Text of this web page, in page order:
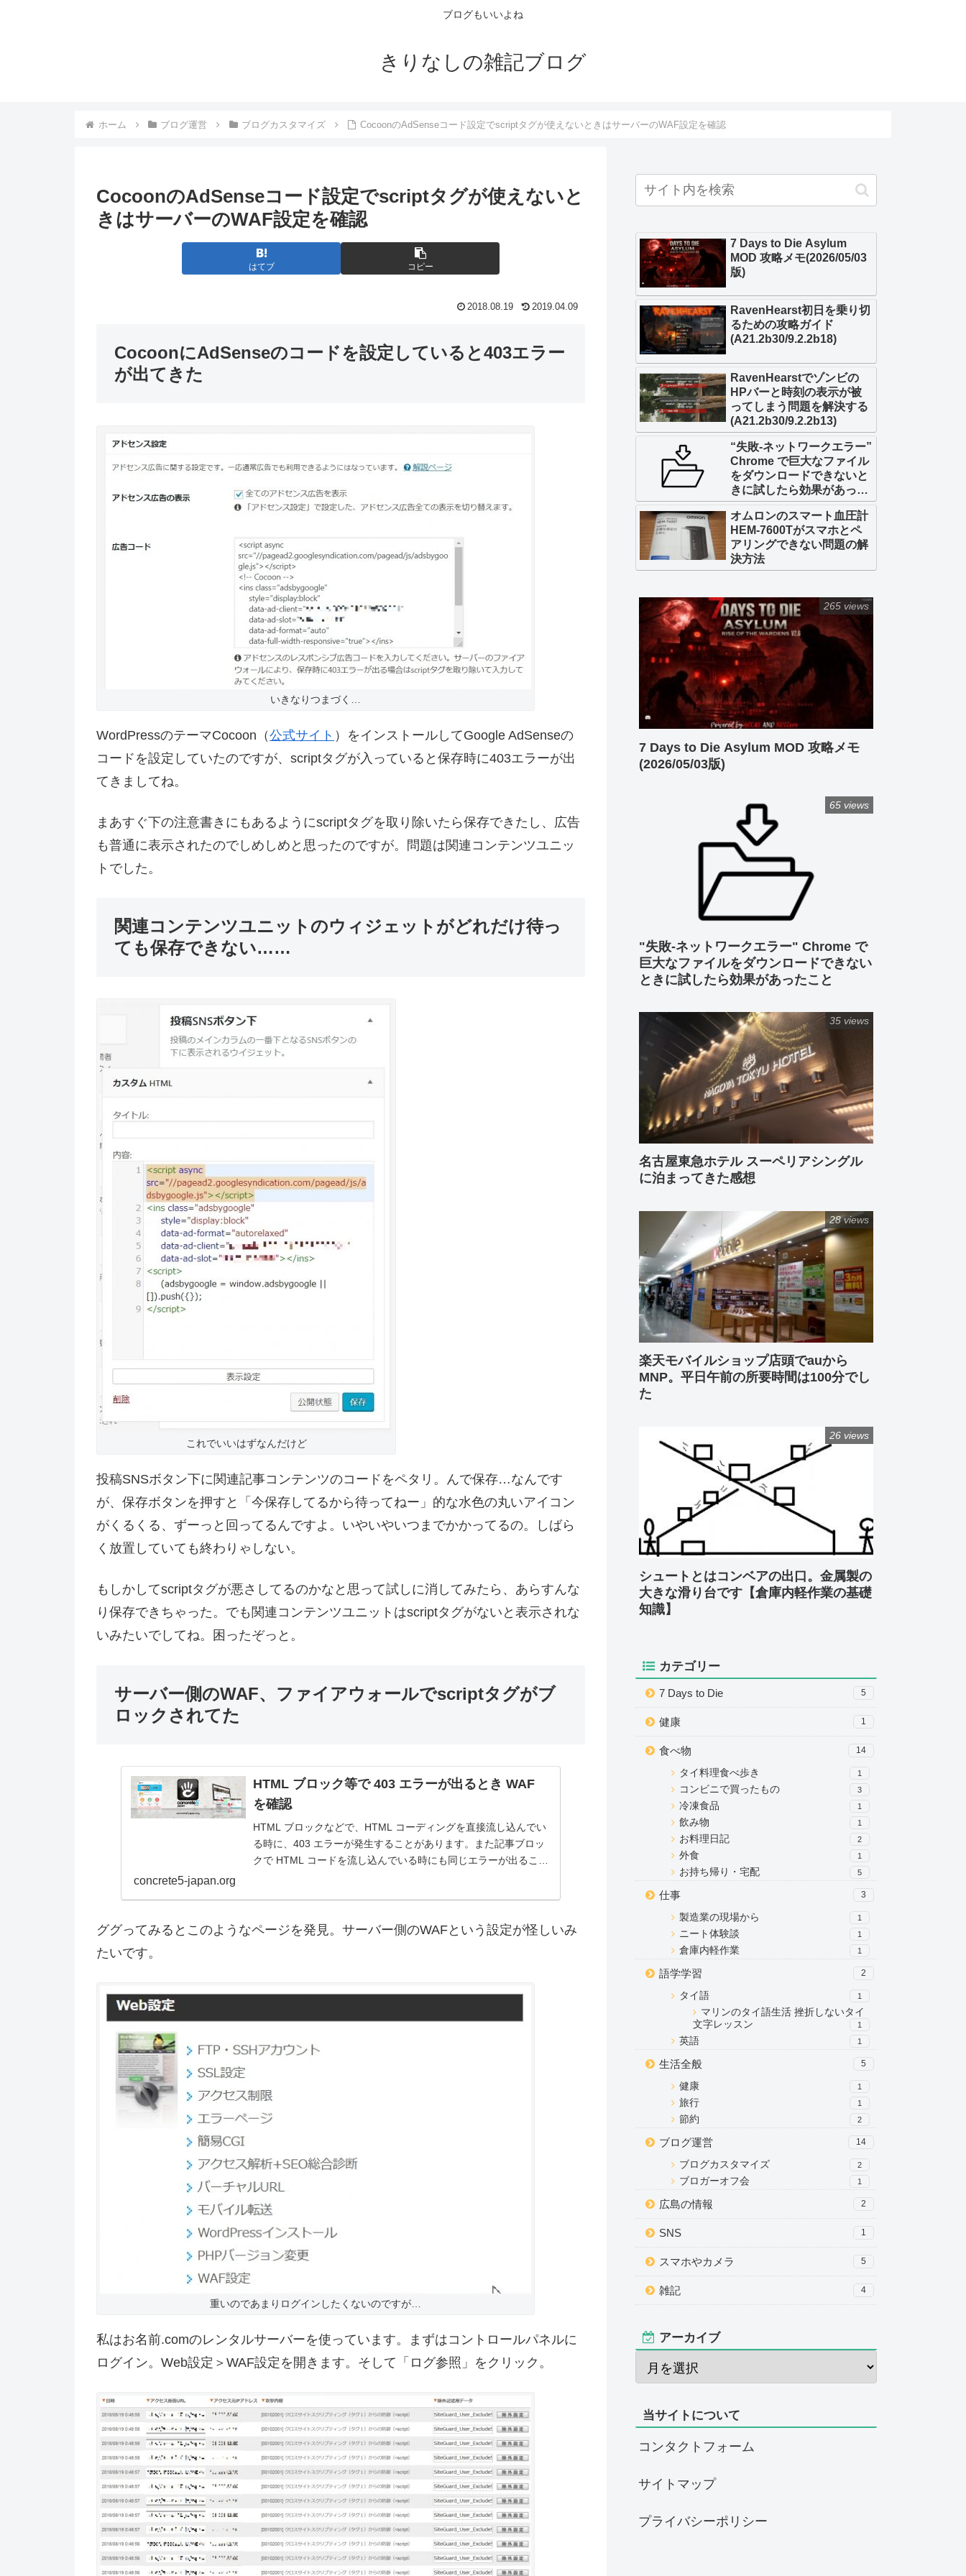
ブログもいいよね
きりなしの雑記ブログ
ホーム ブログ運営 ブログカスタマイズ CocoonのAdSenseコード設定でscriptタグが使えないときはサーバーのWAF設定を確認
CocoonのAdSenseコード設定でscriptタグが使えないと
きはサーバーのWAF設定を確認
はてブ コピー
2018.08.19 2019.04.09
CocoonにAdSenseのコードを設定していると403エラー
が出てきた
いきなりつまづく…
WordPressのテーマCocoon（公式サイト ）をインストールしてGoogle AdSenseの
コードを設定していたのですが、scriptタグが入っていると保存時に403エラーが出
てきましてね。
まあすぐ下の注意書きにもあるようにscriptタグを取り除いたら保存できたし、広告
も普通に表示されたのでしめしめと思ったのですが。問題は関連コンテンツユニッ
トでした。
関連コンテンツユニットのウィジェットがどれだけ待っ
ても保存できない……
これでいいはずなんだけど
投稿SNSボタン下に関連記事コンテンツのコードをペタリ。んで保存…なんです
が、保存ボタンを押すと「今保存してるから待ってねー」的な水色の丸いアイコン
がくるくる、ずーっと回ってるんですよ。いやいやいつまでかかってるの。しばら
く放置していても終わりゃしない。
もしかしてscriptタグが悪さしてるのかなと思って試しに消してみたら、あらすんな
り保存できちゃった。でも関連コンテンツユニットはscriptタグがないと表示されな
いみたいでしてね。困ったぞっと。
サーバー側のWAF、ファイアウォールでscriptタグがブ
ロックされてた
HTML ブロック等で 403 エラーが出るとき WAF
を確認
HTML ブロックなどで、HTML コーディングを直接流し込んでい
る時に、403 エラーが発生することがあります。また記事ブロッ
クで HTML コードを流し込んでいる時にも同じエラーが出ること
concrete5-japan.org
ググってみるとこのようなページを発見。サーバー側のWAFという設定が怪しいみ
たいです。
重いのであまりログインしたくないのですが…
私はお名前.comのレンタルサーバーを使っています。まずはコントロールパネルに
ログイン。Web設定＞WAF設定を開きます。そして「ログ参照」をクリック。
7 Days to Die Asylum
MOD 攻略メモ(2026/05/03
版)
RavenHearst初日を乗り切
るための攻略ガイド
(A21.2b30/9.2.2b18)
RavenHearstでゾンビの
HPバーと時刻の表示が被
ってしまう問題を解決する
(A21.2b30/9.2.2b13)
“失敗-ネットワークエラー”
Chrome で巨大なファイル
をダウンロードできないと
きに試したら効果があった
こと
オムロンのスマート血圧計
HEM-7600Tがスマホとペ
アリングできない問題の解
決方法
7 Days to Die Asylum MOD 攻略メモ
(2026/05/03版)
265 views
"失敗-ネットワークエラー" Chrome で
巨大なファイルをダウンロードできない
ときに試したら効果があったこと
65 views
名古屋東急ホテル スーペリアシングル
に泊まってきた感想
35 views
楽天モバイルショップ店頭でauから
MNP。平日午前の所要時間は100分でし
た
28 views
シュートとはコンベアの出口。金属製の
大きな滑り台です【倉庫内軽作業の基礎
知識】
26 views
カテゴリー
7 Days to Die 5
健康 1
食べ物 14
タイ料理食べ歩き 1
コンビニで買ったもの 3
冷凍食品 1
飲み物 1
お料理日記 2
外食 1
お持ち帰り・宅配 5
仕事 3
製造業の現場から 1
ニート体験談 1
倉庫内軽作業 1
語学学習 2
タイ語 1
マリンのタイ語生活 挫折しないタイ
文字レッスン
1
英語 1
生活全般 5
健康 1
旅行 1
節約 2
ブログ運営 14
ブログカスタマイズ 2
ブロガーオフ会 1
広島の情報 2
SNS 1
スマホやカメラ 5
雑記 4
アーカイブ
当サイトについて
コンタクトフォーム
サイトマップ
プライバシーポリシー